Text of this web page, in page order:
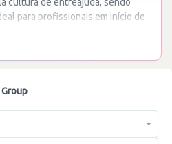
para profissionais em início de